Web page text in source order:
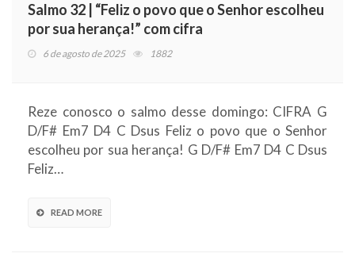
Salmo 32 | “Feliz o povo que o Senhor escolheu
por sua herança!” com cifra
6 de agosto de 2025 1882
Reze conosco o salmo desse domingo: CIFRA G
D/F# Em7 D4 C Dsus Feliz o povo que o Senhor
escolheu por sua herança! G D/F# Em7 D4 C Dsus
Feliz…
READ MORE